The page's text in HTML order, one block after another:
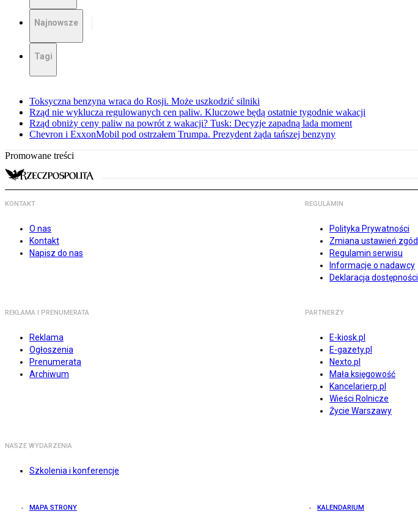
Najnowsze
Tagi
Toksyczna benzyna wraca do Rosji. Może uszkodzić silniki
Rząd nie wyklucza regulowanych cen paliw. Kluczowe będą ostatnie tygodnie wakacji
Rząd obniży ceny paliw na powrót z wakacji? Tusk: Decyzje zapadną lada moment
Chevron i ExxonMobil pod ostrzałem Trumpa. Prezydent żąda tańszej benzyny
Promowane treści
KONTAKT
O nas
Kontakt
Napisz do nas
REGULAMIN
Polityka Prywatności
Zmiana ustawień zgód
Regulamin serwisu
Informacje o nadawcy
Deklaracja dostępności
REKLAMA I PRENUMERATA
Reklama
Ogłoszenia
Prenumerata
Archiwum
PARTNERZY
E-kiosk.pl
E-gazety.pl
Nexto.pl
Mała księgowość
Kancelarierp.pl
Wieści Rolnicze
Życie Warszawy
NASZE WYDARZENIA
Szkolenia i konferencje
MAPA STRONY KALENDARIUM